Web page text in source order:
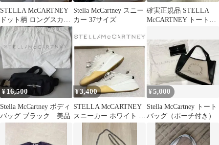
STELLA McCARTNEY
ドット柄 ロングスカー
ト
Stella McCartney スニー
カー 37サイズ
確実正規品 STELLA
McCARTNEY トートバ
ニー
¥ 16,500
Stella McCartney ボディ
バッグ ブラック 美品
¥3,400
STELLA McCARTNEY
スニーカー ホワイト 38
¥5,000
Stella McCartney トート
バッグ（ポーチ付き）